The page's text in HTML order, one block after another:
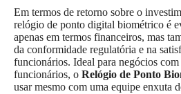
Em termos de retorno sobre o
relógio de ponto digital biométrico é
apenas em termos financeiros, mas
da conformidade regulatória e na
funcionários. Ideal para negócios
funcionários, o Relógio de Ponto
usar mesmo com uma equipe enxuta